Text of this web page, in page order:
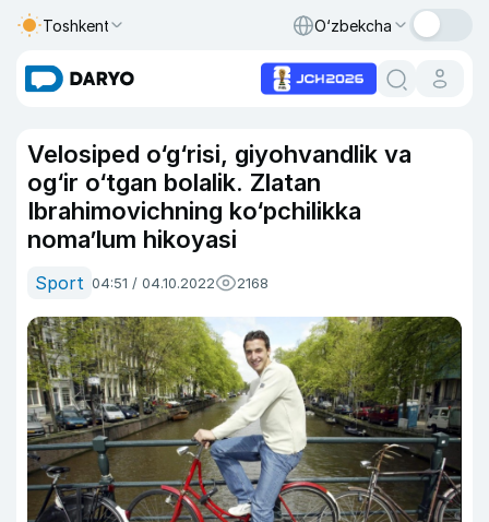
Toshkent O‘zbekcha
Velosiped o‘g‘risi, giyohvandlik va
og‘ir o‘tgan bolalik. Zlatan
Ibrahimovichning ko‘pchilikka
noma’lum hikoyasi
Sport 04:51 / 04.10.2022 2168